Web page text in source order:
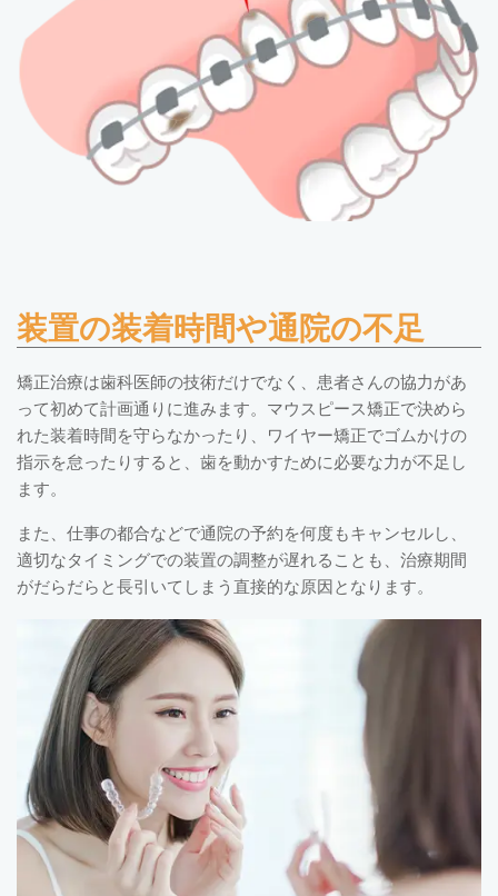
装置の装着時間や通院の不足
矯正治療は歯科医師の技術だけでなく、患者さんの協力があ
って初めて計画通りに進みます。マウスピース矯正で決めら
れた装着時間を守らなかったり、ワイヤー矯正でゴムかけの
指示を怠ったりすると、歯を動かすために必要な力が不足し
ます。
また、仕事の都合などで通院の予約を何度もキャンセルし、
適切なタイミングでの装置の調整が遅れることも、治療期間
がだらだらと長引いてしまう直接的な原因となります。